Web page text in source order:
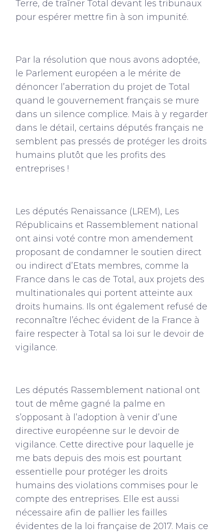
Terre, de traîner Total devant les tribunaux
pour espérer mettre fin à son impunité.
Par la résolution que nous avons adoptée,
le Parlement européen a le mérite de
dénoncer l’aberration du projet de Total
quand le gouvernement français se mure
dans un silence complice. Mais à y regarder
dans le détail, certains députés français ne
semblent pas pressés de protéger les droits
humains plutôt que les profits des
entreprises !
Les députés Renaissance (LREM), Les
Républicains et Rassemblement national
ont ainsi voté contre mon amendement
proposant de condamner le soutien direct
ou indirect d’Etats membres, comme la
France dans le cas de Total, aux projets des
multinationales qui portent atteinte aux
droits humains. Ils ont également refusé de
reconnaître l’échec évident de la France à
faire respecter à Total sa loi sur le devoir de
vigilance.
Les députés Rassemblement national ont
tout de même gagné la palme en
s’opposant à l’adoption à venir d’une
directive européenne sur le devoir de
vigilance. Cette directive pour laquelle je
me bats depuis des mois est pourtant
essentielle pour protéger les droits
humains des violations commises pour le
compte des entreprises. Elle est aussi
nécessaire afin de pallier les failles
évidentes de la loi française de 2017. Mais ce